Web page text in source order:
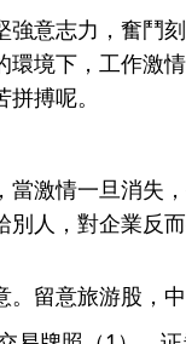
強意志力，奮鬥
環境下 ，工作激情
拼搏呢。
當激情一旦消失
別人 ，對企業反
。留意旅游股，